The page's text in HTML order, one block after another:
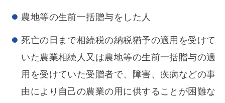
農地等の生前一括贈与をした人
死亡の日まで相続税の納税猶予の適用を受けて
いた農業相続人又は農地等の生前一括贈与の適
用を受けていた受贈者で、障害、疾病などの事
由により自己の農業の用に供することが困難な